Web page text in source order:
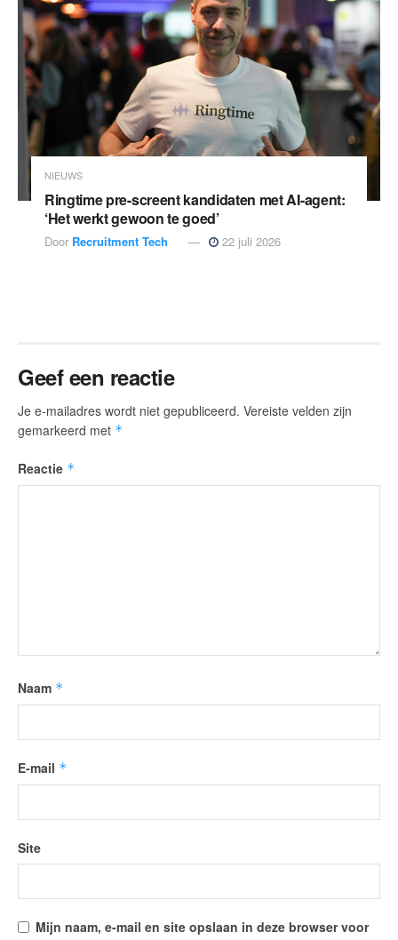
NIEUWS
Ringtime pre-screent kandidaten met AI-agent:
‘Het werkt gewoon te goed’
Door Recruitment Tech 22 juli 2026
Geef een reactie
Je e-mailadres wordt niet gepubliceerd. Vereiste velden zijn
gemarkeerd met *
Reactie *
Naam *
E-mail *
Site
Mijn naam, e-mail en site opslaan in deze browser voor